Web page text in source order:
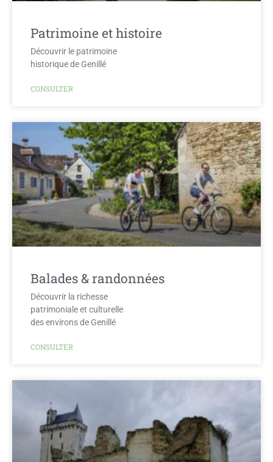
Patrimoine et histoire
Découvrir le patrimoine
historique de Genillé
CONSULTER
Balades & randonnées
Découvrir la richesse
patrimoniale et culturelle
des environs de Genillé
CONSULTER